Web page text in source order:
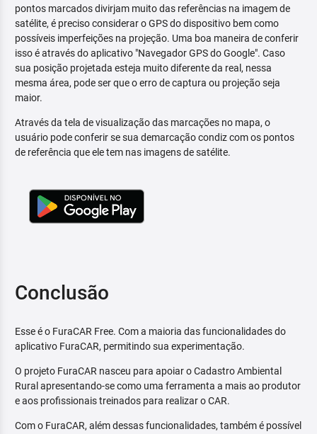
pontos marcados divirjam muito das referências na imagem de
satélite, é preciso considerar o GPS do dispositivo bem como
possíveis imperfeições na projeção. Uma boa maneira de conferir
isso é através do aplicativo "Navegador GPS do Google". Caso
sua posição projetada esteja muito diferente da real, nessa
mesma área, pode ser que o erro de captura ou projeção seja
maior.
Através da tela de visualização das marcações no mapa, o
usuário pode conferir se sua demarcação condiz com os pontos
de referência que ele tem nas imagens de satélite.
Conclusão
Esse é o FuraCAR Free. Com a maioria das funcionalidades do
aplicativo FuraCAR, permitindo sua experimentação.
O projeto FuraCAR nasceu para apoiar o Cadastro Ambiental
Rural apresentando-se como uma ferramenta a mais ao produtor
e aos profissionais treinados para realizar o CAR.
Com o FuraCAR, além dessas funcionalidades, também é possível